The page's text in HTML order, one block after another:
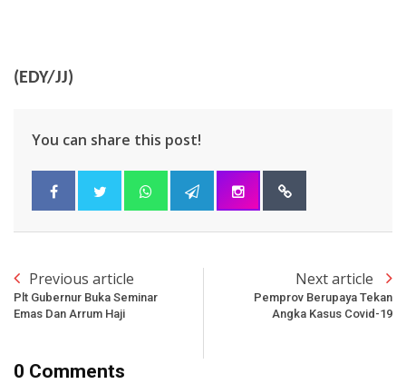
(EDY/JJ)
You can share this post!
Previous article
Plt Gubernur Buka Seminar
Emas Dan Arrum Haji
Next article
Pemprov Berupaya Tekan
Angka Kasus Covid-19
0 Comments